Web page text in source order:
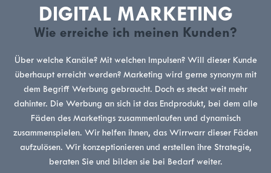
DIGITAL MARKETING
Wie erreiche ich meinen Kunden?
Über welche Kanäle? Mit welchen Impulsen? Will dieser Kunde
überhaupt erreicht werden? Marketing wird gerne synonym mit
dem Begriff Werbung gebraucht. Doch es steckt weit mehr
dahinter. Die Werbung an sich ist das Endprodukt, bei dem alle
Fäden des Marketings zusammenlaufen und dynamisch
zusammenspielen. Wir helfen ihnen, das Wirrwarr dieser Fäden
aufzulösen. Wir konzeptionieren und erstellen ihre Strategie,
beraten Sie und bilden sie bei Bedarf weiter.